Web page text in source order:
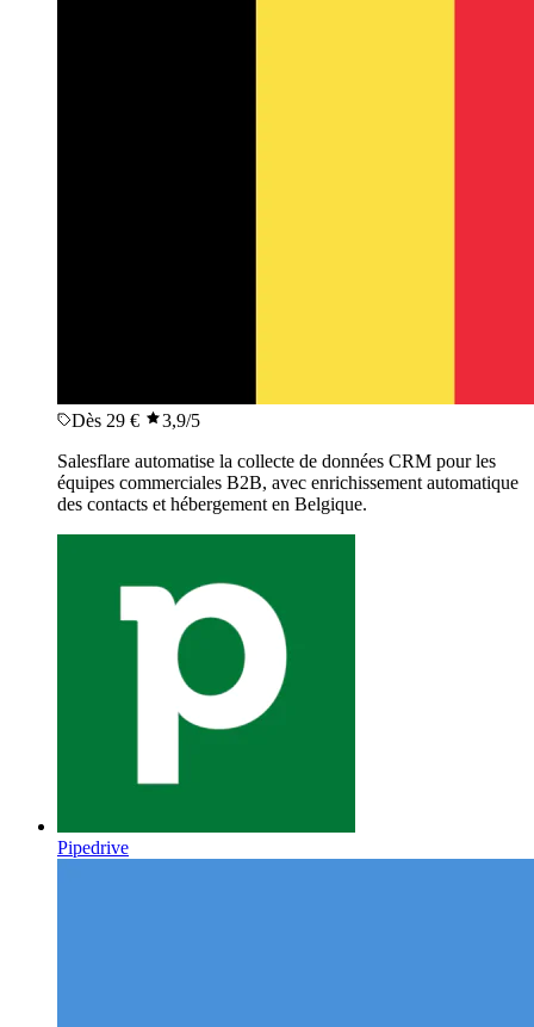
Dès 29 € 3,9/5
Salesflare automatise la collecte de données CRM pour les
équipes commerciales B2B, avec enrichissement automatique
des contacts et hébergement en Belgique.
Pipedrive